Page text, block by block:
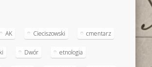
AK Cieciszowski cmentarz
Dwór etnologia